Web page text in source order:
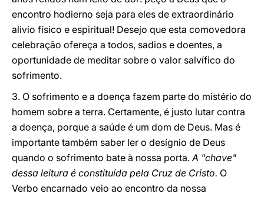
encontro hodierno seja para eles de extraordinário
alivio físico e espiritual! Desejo que esta comovedora
celebração ofereça a todos, sadios e doentes, a
oportunidade de meditar sobre o valor salvífico do
sofrimento.
3. O sofrimento e a doença fazem parte do mistério do
homem sobre a terra. Certamente, é justo lutar contra
a doença, porque a saúde é um dom de Deus. Mas é
importante também saber ler o desígnio de Deus
quando o sofrimento bate à nossa porta.A "chave"
dessa leitura é constituída pela Cruz de Cristo. O
Verbo encarnado veio ao encontro da nossa